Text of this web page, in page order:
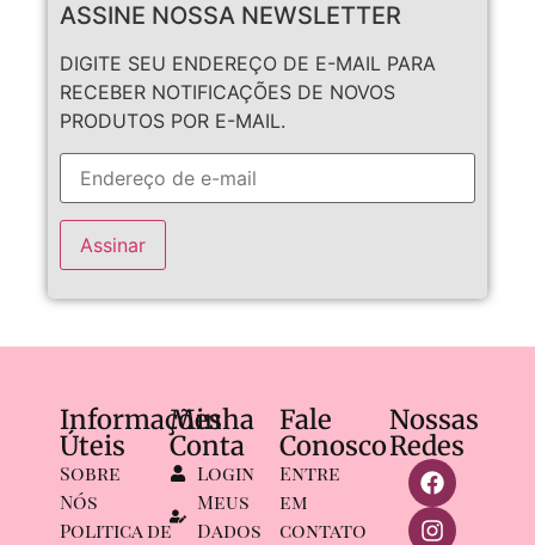
ASSINE NOSSA NEWSLETTER
DIGITE SEU ENDEREÇO DE E-MAIL PARA
RECEBER NOTIFICAÇÕES DE NOVOS
PRODUTOS POR E-MAIL.
Assinar
Informações
Úteis
Sobre
Nós
Politica de
Minha
Conta
Login
Meus
Dados
Fale
Conosco
Entre
em
contato
Nossas
Redes